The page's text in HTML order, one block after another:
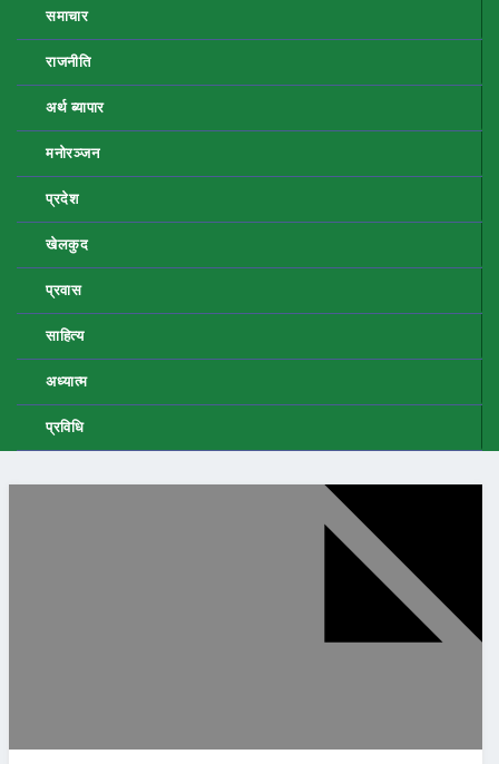
समाचार
राजनीति
अर्थ ब्यापार
मनोरञ्जन
प्रदेश
खेलकुद
प्रवास
साहित्य
अध्यात्म
प्रविधि